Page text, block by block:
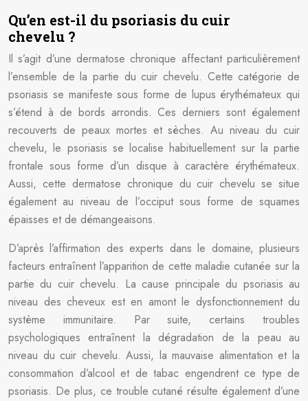
Qu’en est-il du psoriasis du cuir
chevelu ?
Il s’agit d’une dermatose chronique affectant particulièrement
l’ensemble de la partie du cuir chevelu. Cette catégorie de
psoriasis se manifeste sous forme de lupus érythémateux qui
s’étend à de bords arrondis. Ces derniers sont également
recouverts de peaux mortes et sèches. Au niveau du cuir
chevelu, le psoriasis se localise habituellement sur la partie
frontale sous forme d’un disque à caractère érythémateux.
Aussi, cette dermatose chronique du cuir chevelu se situe
également au niveau de l’occiput sous forme de squames
épaisses et de démangeaisons.
D’après l’affirmation des experts dans le domaine, plusieurs
facteurs entraînent l’apparition de cette maladie cutanée sur la
partie du cuir chevelu. La cause principale du psoriasis au
niveau des cheveux est en amont le dysfonctionnement du
système immunitaire. Par suite, certains troubles
psychologiques entraînent la dégradation de la peau au
niveau du cuir chevelu. Aussi, la mauvaise alimentation et la
consommation d’alcool et de tabac engendrent ce type de
psoriasis. De plus, ce trouble cutané résulte également d’une